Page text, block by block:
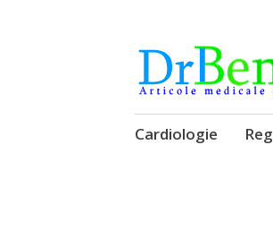
Alimentatia sa iti
Sari
Cardiologie